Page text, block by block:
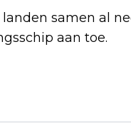
samen al
aan toe.
VANCE